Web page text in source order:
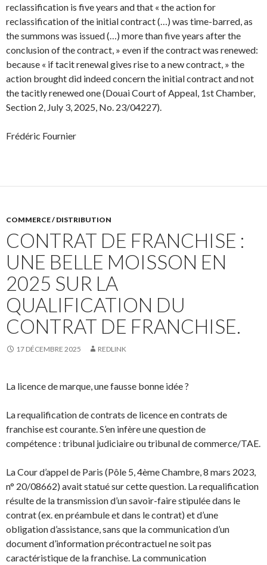
reclassification is five years and that « the action for
reclassification of the initial contract (…) was time-barred, as
the summons was issued (…) more than five years after the
conclusion of the contract, » even if the contract was renewed:
because « if tacit renewal gives rise to a new contract, » the
action brought did indeed concern the initial contract and not
the tacitly renewed one (Douai Court of Appeal, 1st Chamber,
Section 2, July 3, 2025, No. 23/04227).
Frédéric Fournier
COMMERCE / DISTRIBUTION
CONTRAT DE FRANCHISE :
UNE BELLE MOISSON EN
2025 SUR LA
QUALIFICATION DU
CONTRAT DE FRANCHISE.
17 DÉCEMBRE 2025 REDLINK
La licence de marque, une fausse bonne idée ?
La requalification de contrats de licence en contrats de
franchise est courante. S’en infère une question de
compétence : tribunal judiciaire ou tribunal de commerce/TAE.
La Cour d’appel de Paris (Pôle 5, 4ème Chambre, 8 mars 2023,
n° 20/08662) avait statué sur cette question. La requalification
résulte de la transmission d’un savoir-faire stipulée dans le
contrat (ex. en préambule et dans le contrat) et d’une
obligation d’assistance, sans que la communication d’un
document d’information précontractuel ne soit pas
caractéristique de la franchise. La communication